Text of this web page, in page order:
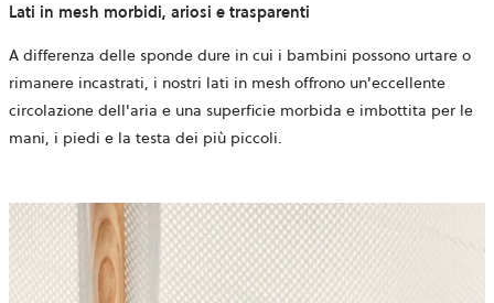
Lati in mesh morbidi, ariosi e trasparenti
A differenza delle sponde dure in cui i bambini possono urtare o
rimanere incastrati, i nostri lati in mesh offrono un'eccellente
circolazione dell'aria e una superficie morbida e imbottita per le
mani, i piedi e la testa dei più piccoli.